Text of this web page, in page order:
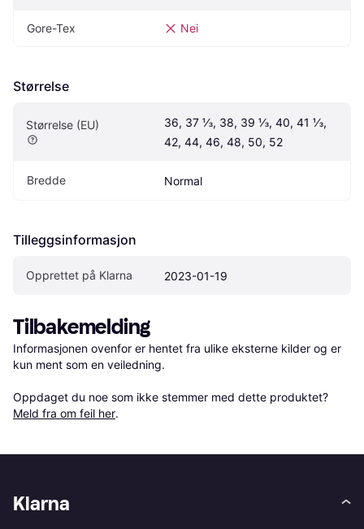
Gore-Tex Nei
Størrelse
Størrelse (EU)
36, 37 ⅓, 38, 39 ⅓, 40, 41 ⅓,
42, 44, 46, 48, 50, 52
Bredde Normal
Tilleggsinformasjon
Opprettet på Klarna 2023-01-19
Tilbakemelding
Informasjonen ovenfor er hentet fra ulike eksterne kilder og er
kun ment som en veiledning.
Oppdaget du noe som ikke stemmer med dette produktet?
Meld fra om feil her.
Klarna